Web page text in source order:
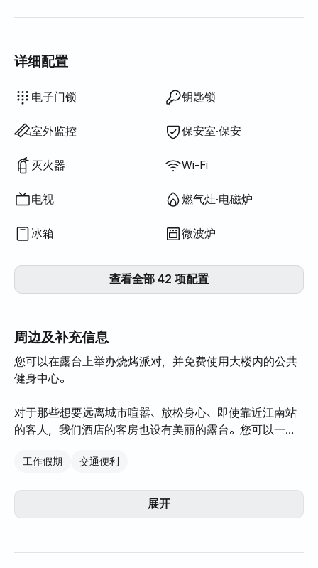
活便利。 房间卫生用品、厨具、
全，最重要的是酒店式的干净寝
台和美景，令人倍感满意。 强烈
推荐这家能感受到主人细心周到
和热情好客的地方 :)
详细配置
电子门锁 钥匙锁
室外监控 保安室·保安
灭火器 Wi-Fi
电视 燃气灶·电磁炉
冰箱 微波炉
洗衣机
公用洗衣机
公用烘干机
提供寝具
可加寝具
空调
锅炉（城市燃气）
餐桌及椅子
衣柜
办公桌
不提供:
烘干机
不提供:
公用燃气灶·电磁炉
不提供:
公用冰箱
不提供:
公用微波炉
不提供:
沙发
智能马桶盖
吹风机
遮光窗帘
洗衣液
衣物柔顺剂
厨余垃圾袋
垃圾袋
抹布
百洁布
吸尘器
电热水壶
电饭煲
烹饪工具（菜板、刀、剪刀等）
锅具·平底锅
基本餐具（碗、杯等）
室外烧烤设施
电梯
免费健身房
露台
挂衣架
电热锅炉
晾衣架
不提供: 浴缸
不提供: 过滤花洒
不提供: 沐浴露
不提供: 洗发水·护发素
不提供: 香皂
不提供: 卫生纸
不提供: 牙刷
不提供: 牙膏
不提供: 毛巾
不提供: 床垫加垫·折叠床垫
不提供: 百叶窗
不提供: 扫帚
不提供: 洗洁精
不提供: 游泳池
不提供: 免费公共桑拿
不提供: 水疗·按摩浴缸
不提供: 按摩浴缸·桧木浴
不提供: 矮餐桌
不提供: 沙发床
不提供: 电风扇
不提供: 煤油供暖
不提供: 液化石油气(LPG)
不提供: 可再生能源
不提供: 投影仪
不提供: 有线网络
不提供: 熨斗
不提供: 洗烘一体机
查看全部 42 项配置
周边及补充信息
您可以在露台上举办烧烤派对，并免费使用大楼内的公共
健身中心。
对于那些想要远离城市喧嚣、放松身心、即使靠近江南站
的客人，我们酒店的客房也设有美丽的露台。您可以一边
品尝咖啡一边欣赏日出，夜晚，您可以欣赏闪烁的灯光和
别开关，您可以随意调节灯光，营造浪漫的氛围。露台上
还设有户外烧烤架，您可以与家人朋友一起享受烧烤派对
营造舒适的氛围。我们还为想要保持健康生活方式的客人
工作假期 交通便利
展开